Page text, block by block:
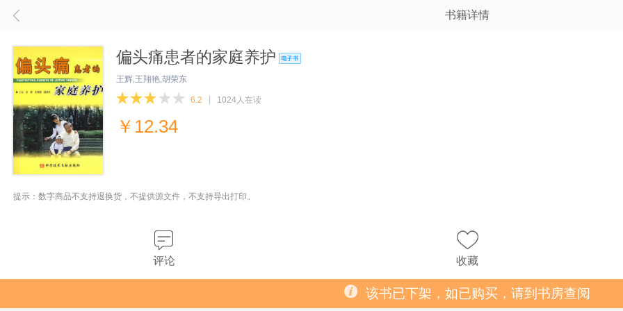
书籍详情
偏头痛患者的家庭养护
王辉,王翔艳,胡荣东
6.2 1024人在读
￥ 12.34
提示：数字商品不支持退换货，不提供源文件，不支持导出打印。
评论 收藏
该书已下架，如已购买，请到书房查阅